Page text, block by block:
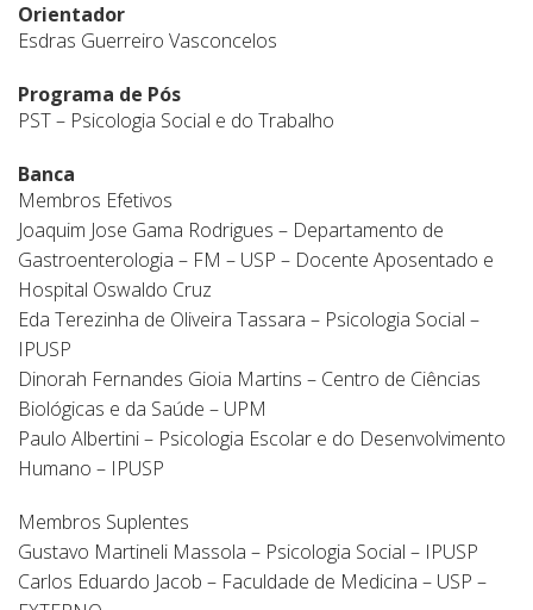
Orientador
Esdras Guerreiro Vasconcelos
Programa de Pós
PST – Psicologia Social e do Trabalho
Banca
Membros Efetivos
Joaquim Jose Gama Rodrigues – Departamento de
Gastroenterologia – FM – USP – Docente Aposentado e
Hospital Oswaldo Cruz
Eda Terezinha de Oliveira Tassara – Psicologia Social –
IPUSP
Dinorah Fernandes Gioia Martins – Centro de Ciências
Biológicas e da Saúde – UPM
Paulo Albertini – Psicologia Escolar e do Desenvolvimento
Humano – IPUSP
Membros Suplentes
Gustavo Martineli Massola – Psicologia Social – IPUSP
Carlos Eduardo Jacob – Faculdade de Medicina – USP –